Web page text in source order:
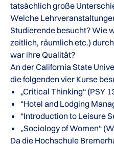
tatsächlich große
Welche
Studierende besucht? Wie
zeitlich, räumlich etc.)
war ihre Qualität?
An der California State
die folgenden vier Kurse
„Critical Thinking“ (PSY
“Hotel and Lodging
“Introduction to Leisure
„Sociology of Women“
Da die Hochschule